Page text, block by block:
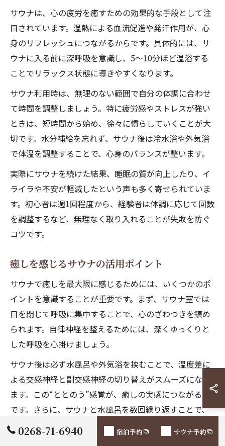
サウナは、心の疲労を癒すための効果的な手段として注
目されています。温熱による血流促進や発汗作用が、心
身のリフレッシュにつながるからです。具体的には、サ
ウナに入る前に深呼吸を意識し、5～10分ほど温浴する
ことでリラックス状態に導きやすくなります。
サウナ利用時は、無理のない範囲で自分の体調に合わせ
て時間を調整しましょう。特に疲労感やストレスが強い
ときは、短時間から始め、徐々に慣らしていくことが大
切です。水分補給を忘れず、サウナ後は冷水浴や外気浴
で体温を調整することで、心身のバランスが整います。
実際にサウナを続けた結果、睡眠の質が向上したり、イ
ライラや不安が軽減したという声も多く寄せられていま
す。初心者は週1回程度から、経験者は体調に応じて回数
を調整するなど、無理なく取り入れることが失敗を防ぐ
コツです。
癒しを感じるサウナの活用ポイント
サウナで癒しを最大限に感じるためには、いくつかのポ
イントを意識することが重要です。まず、サウナ室では
目を閉じて呼吸に集中することで、心のざわつきを鎮め
られます。自律神経を整えるためには、深くゆっくりと
した呼吸を心掛けましょう。
サウナ後は必ず水風呂や外気浴を挟むことで、温度差に
よる交感神経と副交感神経の切り替えがスムーズになり
ます。この“ととのう”感覚が、癒しの実感につながるの
です。さらに、サウナと水風呂を数回繰り返すことで、
より深いリラクゼーション効果が期待できます。
0268-71-6940 宿泊予約 サウナ予約